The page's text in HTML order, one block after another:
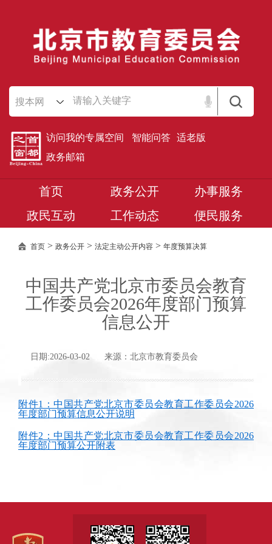
搜本网
访问我的专属空间 智能问答 适老版
政务邮箱
首页 政务公开
办事服务
政民互动
工作动态 便民服务
首页 > 政务公开 > 法定主动公开内容 > 年度预算决算
中国共产党北京市委员会教育
工作委员会2026年度部门预算
信息公开
日期:2026-03-02 来源：北京市教育委员会
附件1：中国共产党北京市委员会教育工作委员会2026
年度部门预算信息公开说明
附件2：中国共产党北京市委员会教育工作委员会2026
年度部门预算公开附表